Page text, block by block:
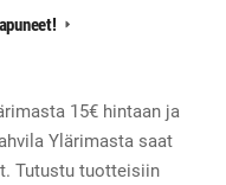
15€ hintaan ja
Ylärimasta saat
Tutustu tuotteisiin